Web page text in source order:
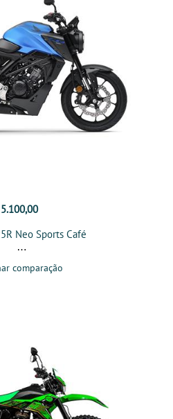
Neo Sports Café
comparação